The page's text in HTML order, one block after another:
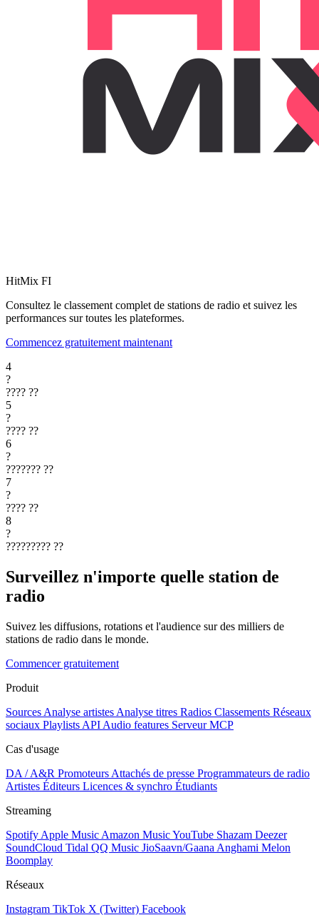
HitMix FI
Consultez le classement complet de stations de radio et suivez les
performances sur toutes les plateformes.
Commencez gratuitement maintenant
4
?
???? ??
5
?
???? ??
6
?
??????? ??
7
?
???? ??
8
?
????????? ??
Surveillez n'importe quelle station de
radio
Suivez les diffusions, rotations et l'audience sur des milliers de
stations de radio dans le monde.
Commencer gratuitement
Produit
Sources Analyse artistes Analyse titres Radios Classements Réseaux
sociaux Playlists API Audio features Serveur MCP
Cas d'usage
DA / A&R Promoteurs Attachés de presse Programmateurs de radio
Artistes Éditeurs Licences & synchro Étudiants
Streaming
Spotify Apple Music Amazon MusicYouTube Shazam Deezer
SoundCloud Tidal QQ Music JioSaavn/Gaana Anghami Melon
Boomplay
Réseaux
Instagram TikTok X (Twitter) Facebook